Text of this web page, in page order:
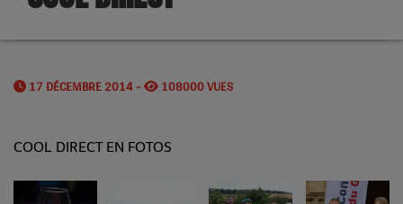
17 DÉCEMBRE 2014 - 108000 VUES
COOL DIRECT EN FOTOS